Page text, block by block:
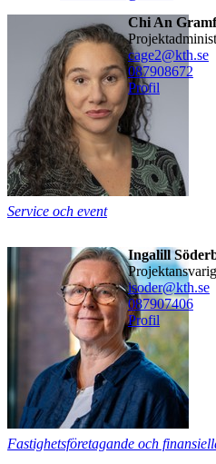
Chi An
cage2@kth.se
087908672
Profil
Service och event
Ingalill
Projektansvarig
isoder@kth.se
087907406
Profil
Fastighetsföretagande och